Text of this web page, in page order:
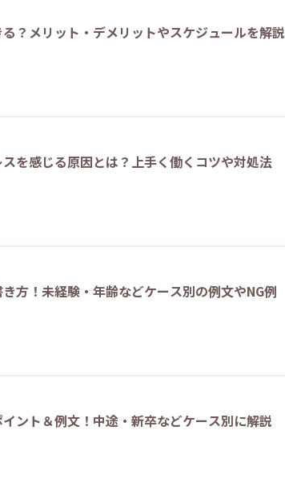
？メリット・デメリットやスケジュールを解説
を感じる原因とは？上手く働くコツや対処法
方！未経験・年齢などケース別の例文やNG例
ント＆例文！中途・新卒などケース別に解説